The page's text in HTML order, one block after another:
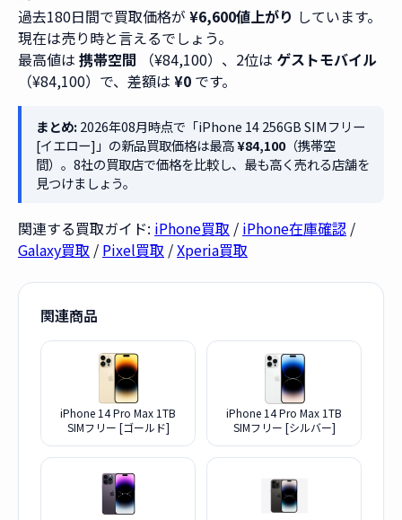
過去180日間で買取価格が ¥6,600値上がり しています。
現在は売り時と言えるでしょう。
最高値は 携帯空間 （¥84,100）、2位は ゲストモバイル
（¥84,100）で、差額は ¥0 です。
まとめ:2026年08月時点で「iPhone 14 256GB SIMフリー
[イエロー]」の新品買取価格は最高¥84,100（携帯空
間）。8社の買取店で価格を比較し、最も高く売れる店舗を
見つけましょう。
関連する買取ガイド: iPhone買取 / iPhone在庫確認 /
Galaxy買取 / Pixel買取 /Xperia買取
関連商品
iPhone 14 Pro Max 1TB
SIMフリー [ゴールド]
iPhone 14 Pro Max 1TB
SIMフリー [シルバー]